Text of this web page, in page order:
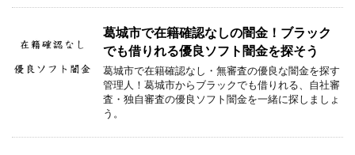
葛城市で在籍確認なしの闇金！ブラック
でも借りれる優良ソフト闇金を探そう
葛城市で在籍確認なし・無審査の優良な闇金を探す
管理人！葛城市からブラックでも借りれる、自社審
査・独自審査の優良ソフト闇金を一緒に探しましょ
う。